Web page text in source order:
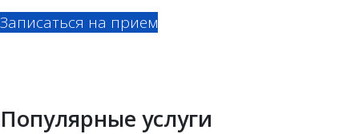
Записаться на прием
Популярные услуги